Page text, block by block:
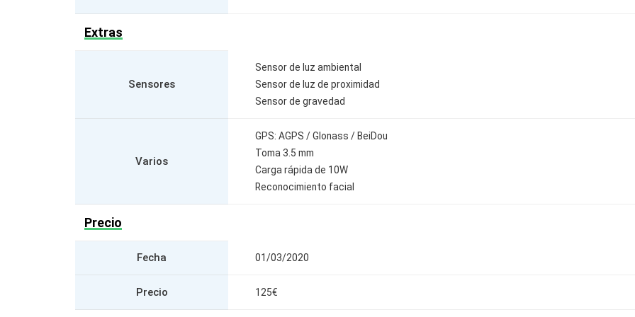
Extras
Sensores
Sensor de luz ambiental
Sensor de luz de proximidad
Sensor de gravedad
Varios
GPS: AGPS / Glonass / BeiDou
Toma 3.5 mm
Carga rápida de 10W
Reconocimiento facial
Precio
Fecha 01/03/2020
Precio 125€